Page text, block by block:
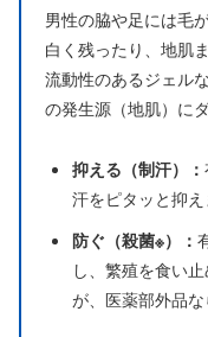
男性の脇や足には毛
白く残ったり、地肌
流動性のあるジェル
の発生源（地肌）に
抑える（制汗）：
汗をピタッと抑え
防ぐ（殺菌※）：
し、繁殖を食い
が、医薬部外品な